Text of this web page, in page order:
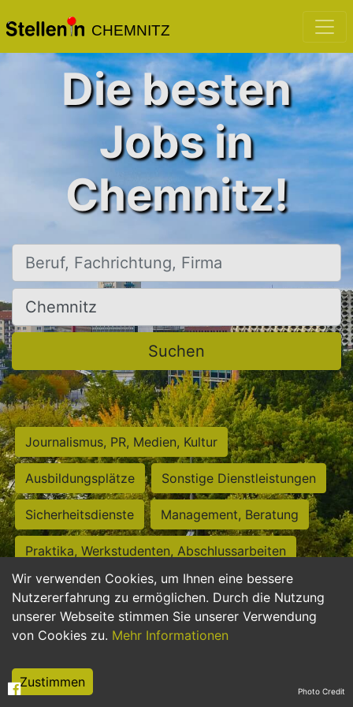
CHEMNITZ
Wir verwenden Cookies, um Ihnen eine bessere
Nutzererfahrung zu ermöglichen. Durch die Nutzung
unserer Webseite stimmen Sie unserer Verwendung
von Cookies zu. Mehr Informationen
Zustimmen
Die besten
Jobs in
Chemnitz!
Beruf, Fachrichtung, Firma
Ort, Stadt
Suchen
Journalismus, PR, Medien, Kultur
Ausbildungsplätze Sonstige Dienstleistungen
Sicherheitsdienste Management, Beratung
Praktika, Werkstudenten, Abschlussarbeiten
Personalwesen Assistenz, Sekretariat
Hilfskräfte, Aushilfs- und Nebenjobs
Weiterbildung, Studium, duale Ausbildung Photo Credit